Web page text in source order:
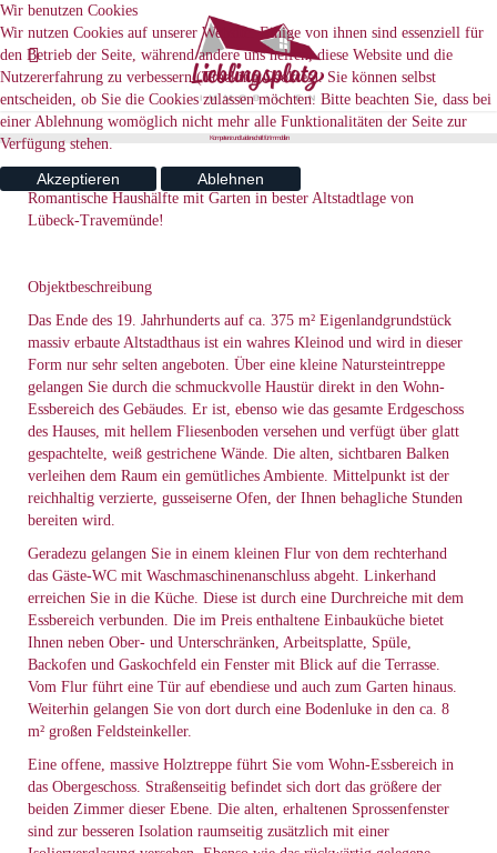
KompetenzundLedenschaftfürImmoben
Romantische Haushälfte mit Garten in bester Altstadtlage von
Lübeck-Travemünde!
Objektbeschreibung
Das Ende des 19. Jahrhunderts auf ca. 375 m² Eigenlandgrundstück
massiv erbaute Altstadthaus ist ein wahres Kleinod und wird in dieser
Form nur sehr selten angeboten. Über eine kleine Natursteintreppe
gelangen Sie durch die schmuckvolle Haustür direkt in den Wohn-
Essbereich des Gebäudes. Er ist, ebenso wie das gesamte Erdgeschoss
des Hauses, mit hellem Fliesenboden versehen und verfügt über glatt
gespachtelte, weiß gestrichene Wände. Die alten, sichtbaren Balken
verleihen dem Raum ein gemütliches Ambiente. Mittelpunkt ist der
reichhaltig verzierte, gusseiserne Ofen, der Ihnen behagliche Stunden
bereiten wird.
Geradezu gelangen Sie in einem kleinen Flur von dem rechterhand
das Gäste-WC mit Waschmaschinenanschluss abgeht. Linkerhand
erreichen Sie in die Küche. Diese ist durch eine Durchreiche mit dem
Essbereich verbunden. Die im Preis enthaltene Einbauküche bietet
Ihnen neben Ober- und Unterschränken, Arbeitsplatte, Spüle,
Backofen und Gaskochfeld ein Fenster mit Blick auf die Terrasse.
Vom Flur führt eine Tür auf ebendiese und auch zum Garten hinaus.
Weiterhin gelangen Sie von dort durch eine Bodenluke in den ca. 8
m² großen Feldsteinkeller.
Eine offene, massive Holztreppe führt Sie vom Wohn-Essbereich in
das Obergeschoss. Straßenseitig befindet sich dort das größere der
beiden Zimmer dieser Ebene. Die alten, erhaltenen Sprossenfenster
sind zur besseren Isolation raumseitig zusätzlich mit einer
Wir benutzen Cookies
Wir nutzen Cookies auf unserer Website. Einige von ihnen sind essenziell für
den Betrieb der Seite, während andere uns helfen, diese Website und die
Nutzererfahrung zu verbessern (Tracking Cookies). Sie können selbst
entscheiden, ob Sie die Cookies zulassen möchten. Bitte beachten Sie, dass bei
einer Ablehnung womöglich nicht mehr alle Funktionalitäten der Seite zur
Verfügung stehen.
Akzeptieren Ablehnen